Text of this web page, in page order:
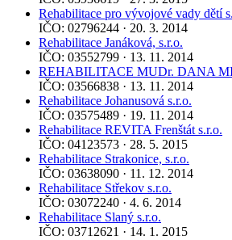
Rehabilitace pro vývojové vady dětí
IČO: 02796244 · 20. 3. 2014
Rehabilitace Janáková, s.r.o.
IČO: 03552799 · 13. 11. 2014
REHABILITACE MUDr. DANA
IČO: 03566838 · 13. 11. 2014
Rehabilitace Johanusová s.r.o.
IČO: 03575489 · 19. 11. 2014
Rehabilitace REVITA Frenštát s.r.o.
IČO: 04123573 · 28. 5. 2015
Rehabilitace Strakonice, s.r.o.
IČO: 03638090 · 11. 12. 2014
Rehabilitace Střekov s.r.o.
IČO: 03072240 · 4. 6. 2014
Rehabilitace Slaný s.r.o.
IČO: 03712621 · 14. 1. 2015